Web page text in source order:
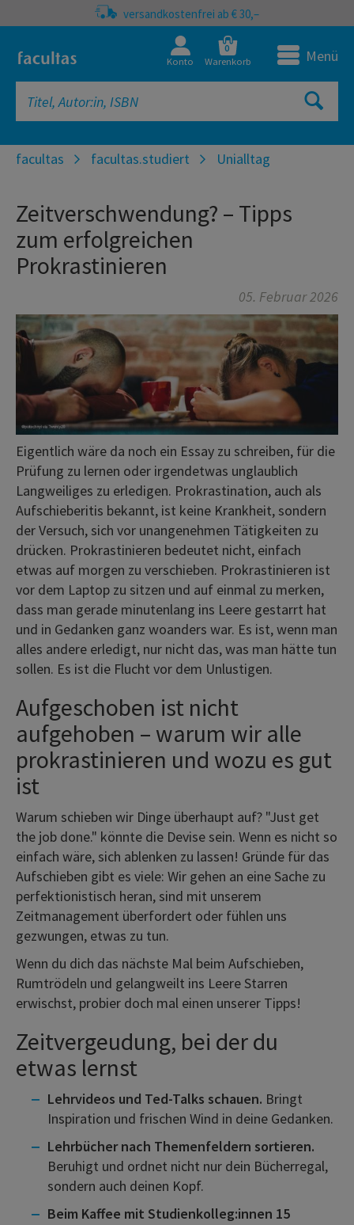
versandkostenfrei ab € 30,–
Konto
0
Warenkorb Menü
facultas facultas.studiert Unialltag
Zeitverschwendung? – Tipps
zum erfolgreichen
Prokrastinieren
05. Februar 2026
Eigentlich wäre da noch ein Essay zu schreiben, für die
Prüfung zu lernen oder irgendetwas unglaublich
Langweiliges zu erledigen. Prokrastination, auch als
Aufschieberitis bekannt, ist keine Krankheit, sondern
der Versuch, sich vor unangenehmen Tätigkeiten zu
drücken. Prokrastinieren bedeutet nicht, einfach
etwas auf morgen zu verschieben. Prokrastinieren ist
vor dem Laptop zu sitzen und auf einmal zu merken,
dass man gerade minutenlang ins Leere gestarrt hat
und in Gedanken ganz woanders war. Es ist, wenn man
alles andere erledigt, nur nicht das, was man hätte tun
sollen. Es ist die Flucht vor dem Unlustigen.
Aufgeschoben ist nicht
aufgehoben – warum wir alle
prokrastinieren und wozu es gut
ist
Warum schieben wir Dinge überhaupt auf? "Just get
the job done." könnte die Devise sein. Wenn es nicht so
einfach wäre, sich ablenken zu lassen! Gründe für das
Aufschieben gibt es viele: Wir gehen an eine Sache zu
perfektionistisch heran, sind mit unserem
Zeitmanagement überfordert oder fühlen uns
gezwungen, etwas zu tun.
Wenn du dich das nächste Mal beim Aufschieben,
Rumtrödeln und gelangweilt ins Leere Starren
erwischst, probier doch mal einen unserer Tipps!
Zeitvergeudung, bei der du
etwas lernst
Lehrvideos und Ted-Talks schauen. Bringt
Inspiration und frischen Wind in deine Gedanken.
Lehrbücher nach Themenfeldern sortieren.
Beruhigt und ordnet nicht nur dein Bücherregal,
sondern auch deinen Kopf.
Beim Kaffee mit Studienkolleg:innen 15